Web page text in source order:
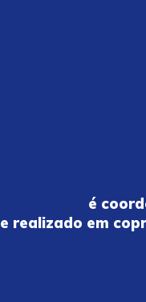
é
e realizado em